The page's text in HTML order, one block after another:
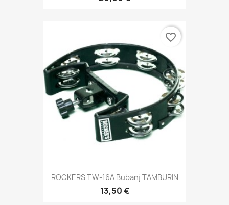
ROCKERS TW-16A Bubanj TAMBURIN
13,50 €
favorite_border